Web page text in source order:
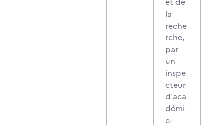
la
reche
rche,
par
un
inspe
cteur
d'aca
démi
e-